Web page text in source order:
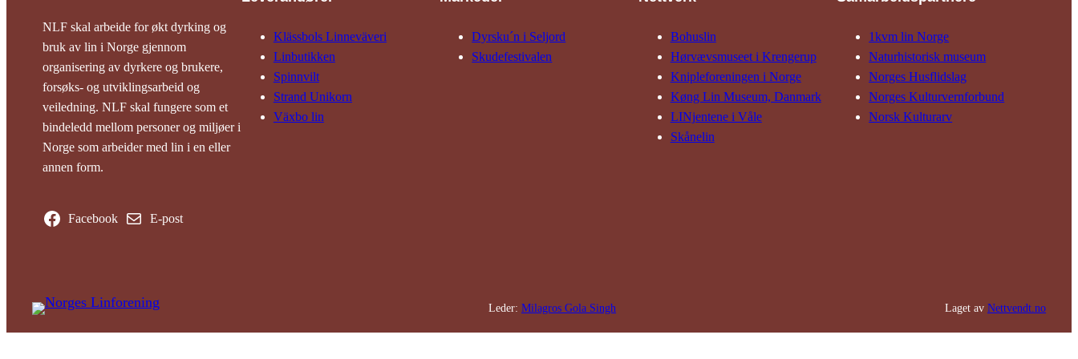
NLF skal arbeide for økt dyrking og
bruk av lin i Norge gjennom
organisering av dyrkere og brukere,
forsøks- og utviklingsarbeid og
veiledning. NLF skal fungere som et
bindeledd mellom personer og miljøer i
Norge som arbeider med lin i en eller
annen form.
Klässbols Linne­väveri
Linbutikken
Spinnvilt
Strand Unikorn
Växbo lin
Dyrsku´n i Seljord
Skude­fes­tivalen
Bohuslin
Hørvævs­museet i Krengerup
Kniple­foreningen i Norge
Køng Lin Museum, Danmark
LINjentene i Våle
Skånelin
1kvm lin Norge
Natur­his­torisk­ museum
Norges Husflids­lag
Norges Kultur­vern­forbund
Norsk Kulturarv
Facebook E-post
Leder: Milagros Gola Singh Laget av Nettvendt.no